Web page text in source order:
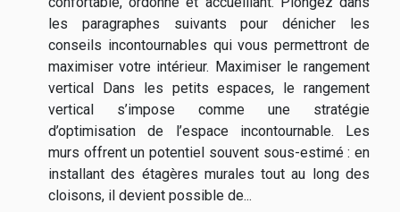
les paragraphes suivants pour dénicher les
conseils incontournables qui vous permettront de
maximiser votre intérieur. Maximiser le rangement
vertical Dans les petits espaces, le rangement
vertical s’impose comme une stratégie
d’optimisation de l’espace incontournable. Les
murs offrent un potentiel souvent sous-estimé : en
installant des étagères murales tout au long des
cloisons, il devient possible de...